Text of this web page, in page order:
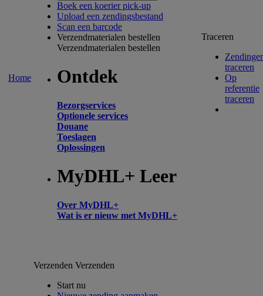
Home
Boek een koerier pick-up
Upload een zendingsbestand
Scan een barcode
Verzendmaterialen bestellen
Verzendmaterialen bestellen
Ontdek
Bezorgservices
Optionele services
Douane
Toeslagen
Oplossingen
MyDHL+ Leer
Over MyDHL+
Wat is er nieuw met MyDHL+
Traceren
traceren
Op
referentie
traceren
Verzenden Verzenden
Start nu